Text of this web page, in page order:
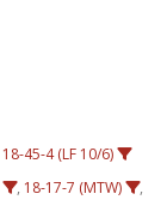
18-45-4 (LF 10/6)
, 18-17-7 (MTW)
,